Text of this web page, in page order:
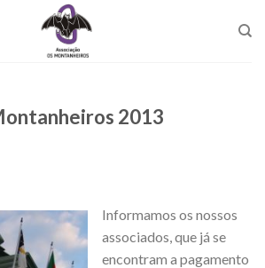
2013
Informamos os nossos
associados, que já se
encontram a pagamento